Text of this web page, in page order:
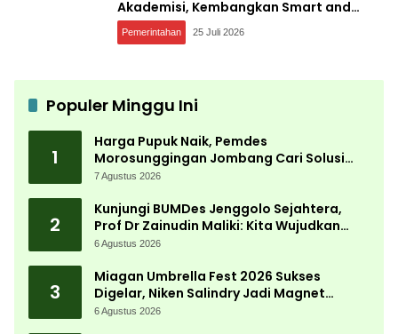
Akademisi, Kembangkan Smart and
Sustainable Village, Ini Tujuannya
Pemerintahan 25 Juli 2026
Populer Minggu Ini
1
Harga Pupuk Naik, Pemdes
Morosunggingan Jombang Cari Solusi
Lewat Kajian Akademik
7 Agustus 2026
2
Kunjungi BUMDes Jenggolo Sejahtera,
Prof Dr Zainudin Maliki: Kita Wujudkan
Kemandirian Ekonomi dengan Potensi
6 Agustus 2026
3
Miagan Umbrella Fest 2026 Sukses
Digelar, Niken Salindry Jadi Magnet
Ribuan Pengunjung
6 Agustus 2026